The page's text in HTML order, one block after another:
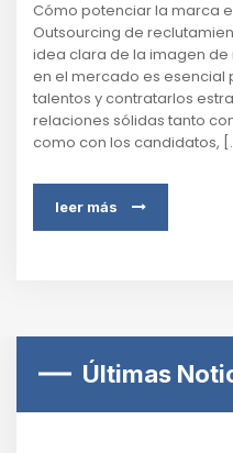
Cómo potenciar la marca
Outsourcing de
idea clara de la imagen
en el mercado es esencial
talentos y contratarlos
relaciones sólidas tanto
como con los candidatos,
leer más
Últimas